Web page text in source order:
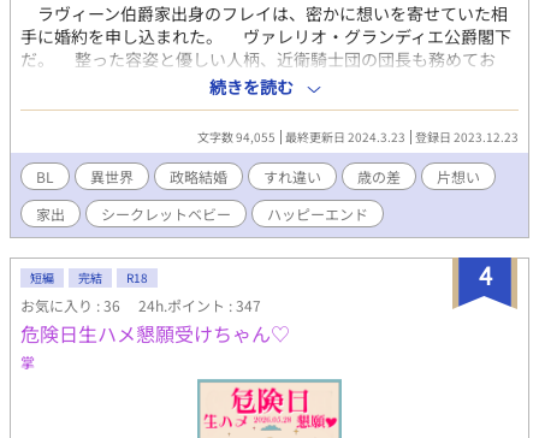
ラヴィーン伯爵家出身のフレイは、密かに想いを寄せていた相
手に婚約を申し込まれた。 ヴァレリオ・グランディエ公爵閣下
だ。 整った容姿と優しい人柄、近衛騎士団の団長も務めてお
り、皆の憧れの的だった。 そして、フレイの両親の命の恩人で
もあった。 そんなヴァレリオとは、二回り年が離れており、絶
対に手の届かないはずの人だった。 だが、フレイはヴァレリオ
の婚約者に迎えられ、たくさんの贈り物をもらい、デートもし
た。 義父やグランディエ家に仕える誰しもに歓迎され、フレイ
は幸せの絶頂にいた。 しかし、初夜を放置されてしまったフレ
イ。 翌日にフレイが馬乗りになって誘惑し、ようやく身も心も
ひとつになった。 順調に愛を育んでいた。 そう思っていたの
だが、半年後。 義父のとある発言により、ふたりは愛のない典
型的な政略結婚だったことを知ってしまう。 ショックを受ける
フレイ。 そこにヴァレリオの元婚約者も現れて――！？ ヴァ
レリオには好きな人と結ばれてほしいと願うフレイは、身を引く
ことにしたのだが……。 美形のレジェンド（42） × 一途な
可愛い系美青年（18） 女性も登場しますが、恋愛には発展しま
せん。 ※ R-18 ※はイチャイチャ回なので、苦手な方は飛ば
してくださって大丈夫です(`･ω･´)ゞ
続きを読む
文字数 94,055 最終更新日 2024.3.23 登録日 2023.12.23
BL 異世界 政略結婚 すれ違い 歳の差
片想い
家出
シークレットベビー ハッピーエンド
4
短編 完結 R18
お気に入り : 36 24h.ポイント : 347
危険日生ハメ懇願受けちゃん♡
掌